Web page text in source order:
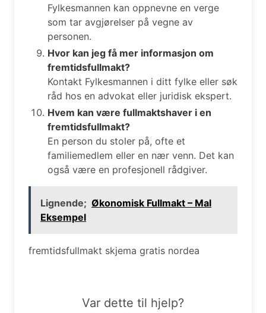
Fylkesmannen kan oppnevne en verge
som tar avgjørelser på vegne av
personen.
Hvor kan jeg få mer informasjon om
fremtidsfullmakt?
Kontakt Fylkesmannen i ditt fylke eller søk
råd hos en advokat eller juridisk ekspert.
Hvem kan være fullmaktshaver i en
fremtidsfullmakt?
En person du stoler på, ofte et
familiemedlem eller en nær venn. Det kan
også være en profesjonell rådgiver.
Lignende; Økonomisk Fullmakt – Mal
Eksempel
fremtidsfullmakt skjema gratis nordea
Var dette til hjelp?